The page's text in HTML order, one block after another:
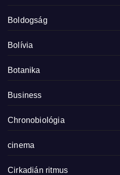
Boldogság
Bolívia
Botanika
Business
Chronobiológia
cinema
Cirkadián ritmus